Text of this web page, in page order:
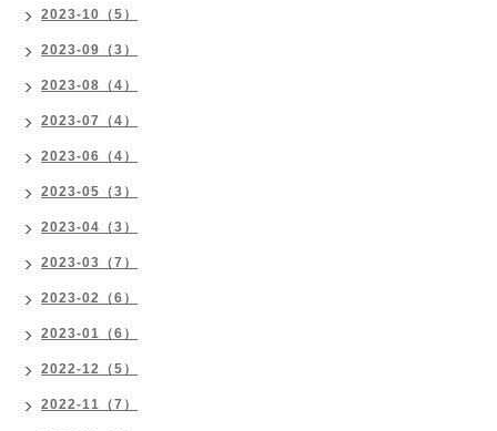
2023-10（5）
2023-09（3）
2023-08（4）
2023-07（4）
2023-06（4）
2023-05（3）
2023-04（3）
2023-03（7）
2023-02（6）
2023-01（6）
2022-12（5）
2022-11（7）